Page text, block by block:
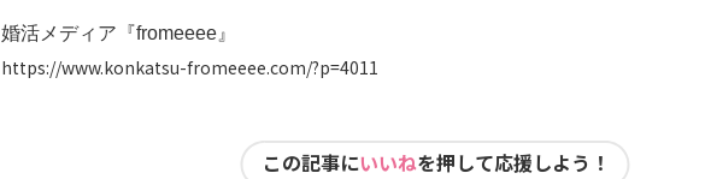
婚活メディア『fromeeee』
https://www.konkatsu-fromeeee.com/?p=4011
この記事にいいねを押して応援しよう！